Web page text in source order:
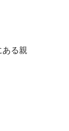
ある親